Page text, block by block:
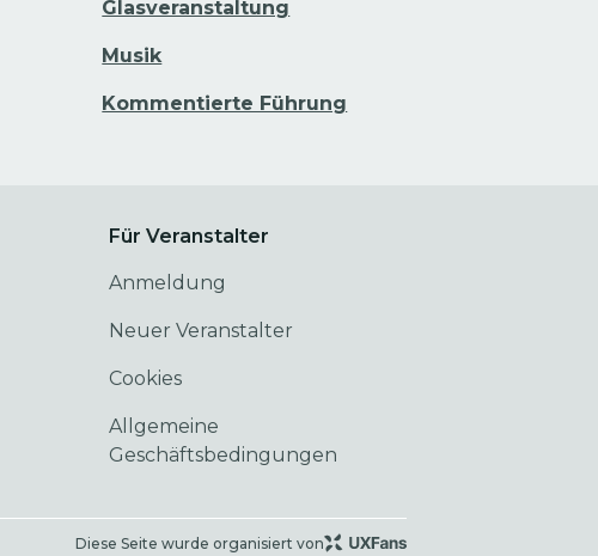
Glasveranstaltung
Musik
Kommentierte Führung
Für Veranstalter
Anmeldung
Neuer Veranstalter
Cookies
Allgemeine
Geschäftsbedingungen
Diese Seite wurde organisiert von